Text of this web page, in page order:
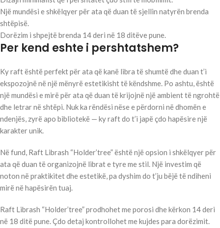
Një mundësi e shkëlqyer për ata që duan të sjellin natyrën brenda
shtëpisë.
Dorëzim i shpejtë brenda 14 deri në 18 ditëve pune.
Per kend eshte i pershtatshem?
Ky raft është perfekt për ata që kanë libra të shumtë dhe duan t’i
ekspozojnë në një mënyrë estetikisht të këndshme. Po ashtu, është
një mundësi e mirë për ata që duan të krijojnë një ambient të ngrohtë
dhe letrar në shtëpi. Nuk ka rëndësi nëse e përdorni në dhomën e
ndenjës, zyrë apo bibliotekë — ky raft do t’i japë çdo hapësire një
karakter unik.
Në fund, Raft Librash “Holder’tree” është një opsion i shkëlqyer për
ata që duan të organizojnë librat e tyre me stil. Një investim që
noton në praktikitet dhe estetikë, pa dyshim do t’ju bëjë të ndiheni
mirë në hapësirën tuaj.
Raft Librash “Holder’tree” prodhohet me porosi dhe kërkon 14 deri
në 18 ditë pune. Çdo detaj kontrollohet me kujdes para dorëzimit.